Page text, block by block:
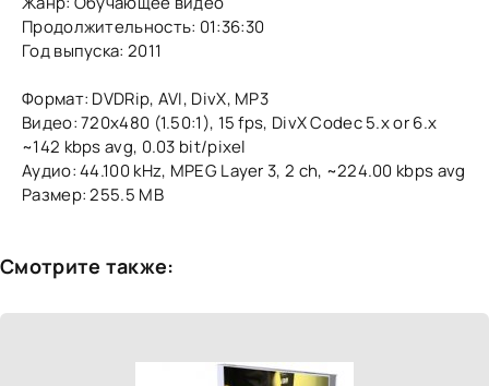
Продолжительность: 01:36:30
Год выпуска: 2011
Формат: DVDRip, AVI, DivX, MP3
Видео: 720x480 (1.50:1), 15 fps, DivX Codec 5.x or 6.x
~142 kbps avg, 0.03 bit/pixel
Аудио: 44.100 kHz, MPEG Layer 3, 2 ch, ~224.00 kbps avg
Размер: 255.5 MB
Смотрите также: